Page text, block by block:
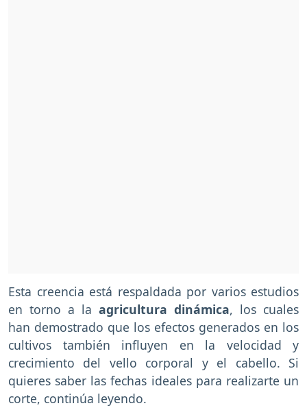
Esta creencia está respaldada por varios estudios
en torno a la agricultura dinámica, los cuales
han demostrado que los efectos generados en los
cultivos también influyen en la velocidad y
crecimiento del vello corporal y el cabello. Si
quieres saber las fechas ideales para realizarte un
corte, continúa leyendo.